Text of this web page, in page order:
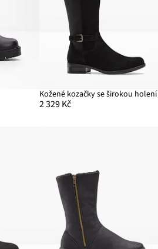
Kožené kozačky se širokou holení
2 329 Kč